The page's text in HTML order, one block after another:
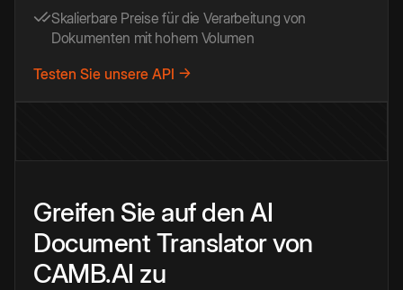
Skalierbare Preise für die Verarbeitung von
Dokumenten mit hohem Volumen
Testen Sie unsere API →
Greifen Sie auf den AI
Document Translator von
CAMB.AI zu